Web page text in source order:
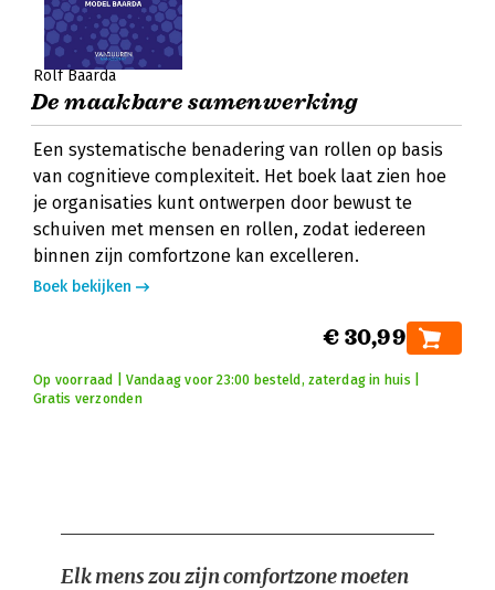
Rolf Baarda
De maakbare samenwerking
Een systematische benadering van rollen op basis
van cognitieve complexiteit. Het boek laat zien hoe
je organisaties kunt ontwerpen door bewust te
schuiven met mensen en rollen, zodat iedereen
binnen zijn comfortzone kan excelleren.
Boek bekijken
€ 30,99
Op voorraad | Vandaag voor 23:00 besteld, zaterdag in huis |
Gratis verzonden
Elk mens zou zijn comfortzone moeten